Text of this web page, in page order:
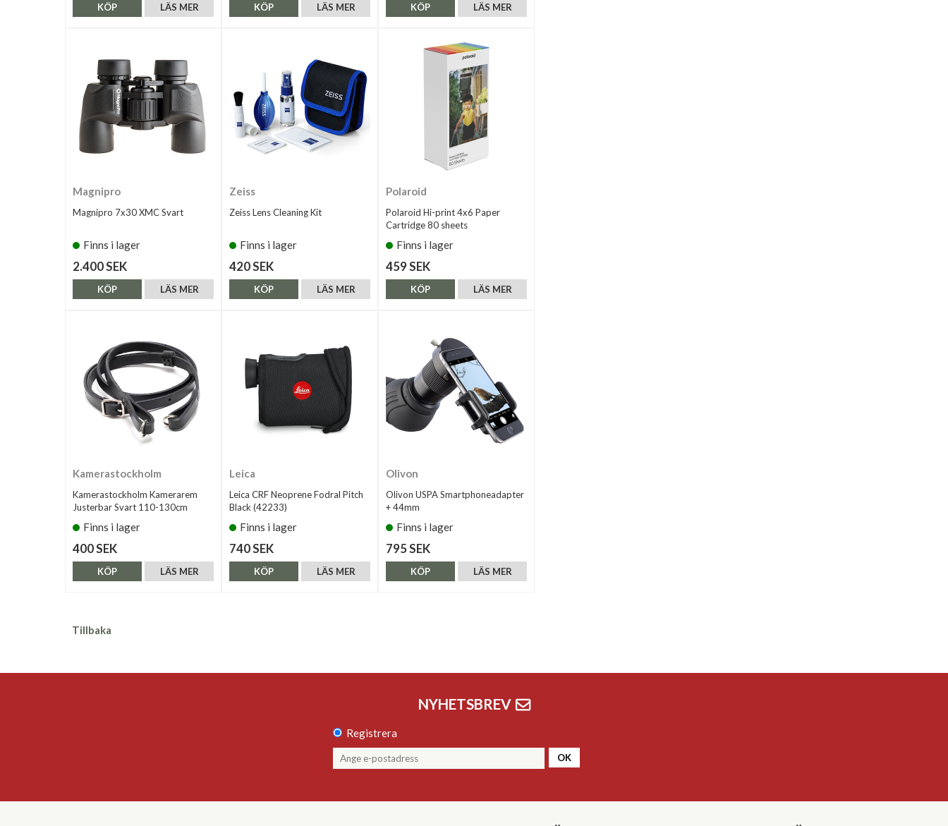
LÄS MER
KÖP LÄS MER
KÖP LÄS MER
KÖP
Magnipro
Magnipro 7x30 XMC Svart
Finns i lager
2.400 SEK
LÄS MER
KÖP
Zeiss
Zeiss Lens Cleaning Kit
Finns i lager
420 SEK
LÄS MER
KÖP
Polaroid
Polaroid Hi-print 4x6 Paper
Cartridge 80 sheets
Finns i lager
459 SEK
LÄS MER
KÖP
Kamerastockholm
Kamerastockholm Kamerarem
Justerbar Svart 110-130cm
Finns i lager
400 SEK
LÄS MER
KÖP
Leica
Leica CRF Neoprene Fodral Pitch
Black (42233)
Finns i lager
740 SEK
LÄS MER
KÖP
Olivon
Olivon USPA Smartphoneadapter
+ 44mm
Finns i lager
795 SEK
LÄS MER
KÖP
Tillbaka
NYHETSBREV
Registrera
OK